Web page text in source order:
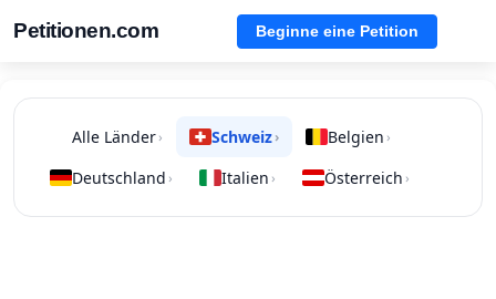
Petitionen.com Beginne eine Petition
Alle Länder› Schweiz› Belgien ›
Deutschland › Italien › Österreich ›